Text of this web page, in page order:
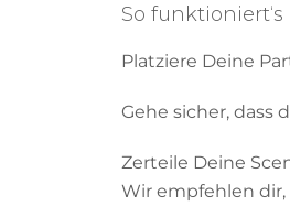
So funktioniert‘s
Platziere Deine
Gehe sicher, dass
Zerteile Deine
Wir empfehlen